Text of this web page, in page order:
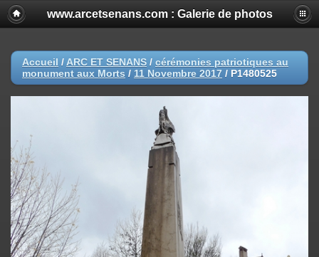
www.arcetsenans.com : Galerie de photos
Accueil / ARC ET SENANS / cérémonies patriotiques au
monument aux Morts / 11 Novembre 2017 / P1480525